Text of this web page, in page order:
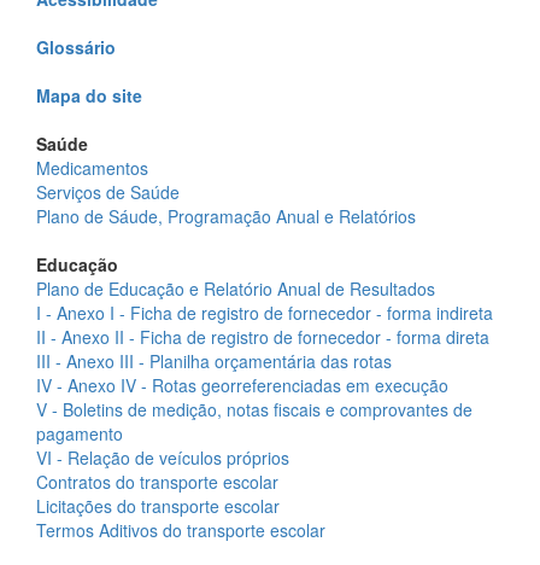
Glossário
Mapa do site
Saúde
Medicamentos
Serviços de Saúde
Plano de Sáude, Programação Anual e Relatórios
Educação
Plano de Educação e Relatório Anual de Resultados
I - Anexo I - Ficha de registro de fornecedor - forma indireta
II - Anexo II - Ficha de registro de fornecedor - forma direta
III - Anexo III - Planilha orçamentária das rotas
IV - Anexo IV - Rotas georreferenciadas em execução
V - Boletins de medição, notas fiscais e comprovantes de
pagamento
VI - Relação de veículos próprios
Contratos do transporte escolar
Licitações do transporte escolar
Termos Aditivos do transporte escolar